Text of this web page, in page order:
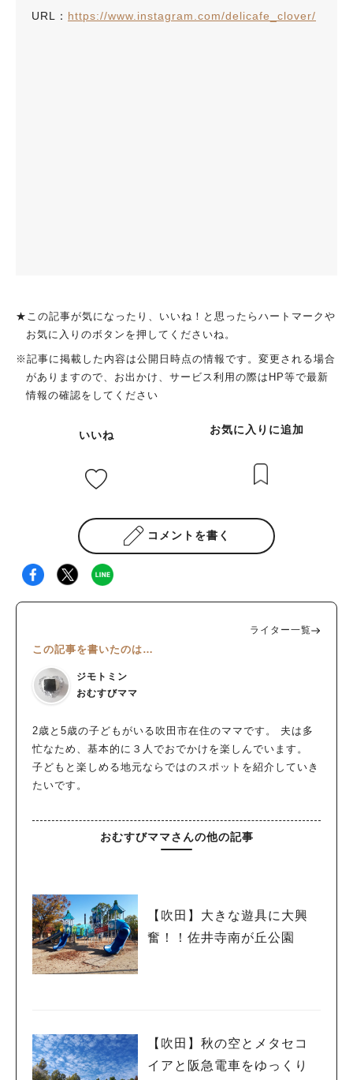
URL： https://www.instagram.com/delicafe_clover/
★この記事が気になったり、いいね！と思ったらハートマークや
お気に入りのボタンを押してくださいね。
※記事に掲載した内容は公開日時点の情報です。変更される場合
がありますので、お出かけ、サービス利用の際はHP等で最新
情報の確認をしてください
いいね お気に入りに追加
コメントを書く
ライター一覧
この記事を書いたのは…
ジモトミン
おむすびママ
2歳と5歳の子どもがいる吹田市在住のママです。 夫は多
忙なため、基本的に３人でおでかけを楽しんでいます。
子どもと楽しめる地元ならではのスポットを紹介していき
たいです。
おむすびママさんの他の記事
【吹田】大きな遊具に大興
奮！！佐井寺南が丘公園
【吹田】秋の空とメタセコ
イアと阪急電車をゆっくり